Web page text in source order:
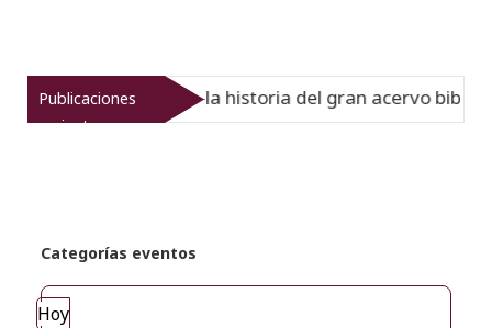
Publicaciones
recientes
Virreinato muestra la historia del gran acervo
Categorías eventos
Hoy